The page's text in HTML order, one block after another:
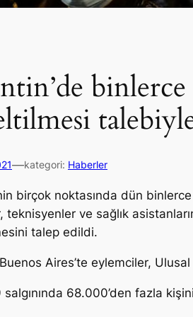
binlerce
—kategori: Haberler
birçok noktasında dün
teknisyenler ve sağlık
talep edildi.
Aires’te eylemciler,
68.000’den fazla